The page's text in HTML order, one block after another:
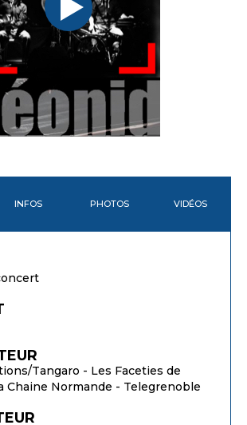
INFOS PHOTOS VIDÉOS
Tangaro - Les Faceties de
Chaine Normande - Telegrenoble